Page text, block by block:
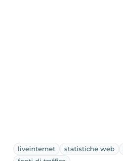
liveinternet statistiche web